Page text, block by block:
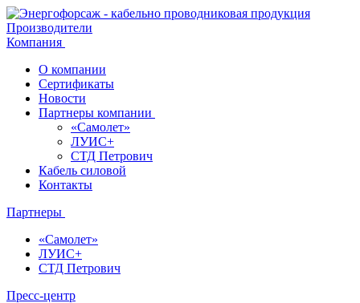
Производители
Компания
О компании
Сертификаты
Новости
Партнеры компании
«Самолет»
ЛУИС+
СТД Петрович
Кабель силовой
Контакты
Партнеры
«Самолет»
ЛУИС+
СТД Петрович
Пресс-центр